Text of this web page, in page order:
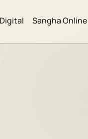
Sangha Online